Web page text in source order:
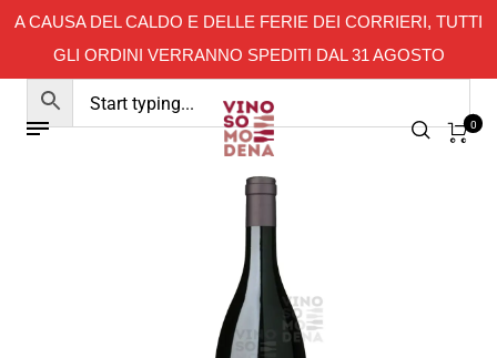
A CAUSA DEL CALDO E DELLE FERIE DEI CORRIERI, TUTTI
GLI ORDINI VERRANNO SPEDITI DAL 31 AGOSTO
0